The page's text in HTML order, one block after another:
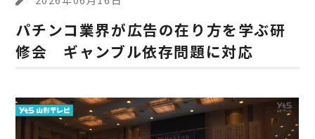
パチンコ業界が広告の在り方を学ぶ研
修会 ギャンブル依存問題に対応